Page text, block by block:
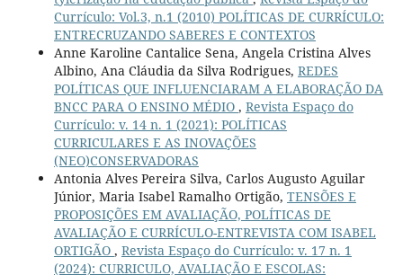
Currículo: Vol.3, n.1 (2010) POLÍTICAS DE CURRÍCULO:
ENTRECRUZANDO SABERES E CONTEXTOS
Anne Karoline Cantalice Sena, Angela Cristina Alves
Albino, Ana Cláudia da Silva Rodrigues, REDES
POLÍTICAS QUE INFLUENCIARAM A ELABORAÇÃO DA
BNCC PARA O ENSINO MÉDIO , Revista Espaço do
Currículo: v. 14 n. 1 (2021): POLÍTICAS
CURRICULARES E AS INOVAÇÕES
(NEO)CONSERVADORAS
Antonia Alves Pereira Silva, Carlos Augusto Aguilar
Júnior, Maria Isabel Ramalho Ortigão, TENSÕES E
PROPOSIÇÕES EM AVALIAÇÃO, POLÍTICAS DE
AVALIAÇÃO E CURRÍCULO-ENTREVISTA COM ISABEL
ORTIGÃO , Revista Espaço do Currículo: v. 17 n. 1
(2024): CURRICULO, AVALIAÇÃO E ESCOLAS: